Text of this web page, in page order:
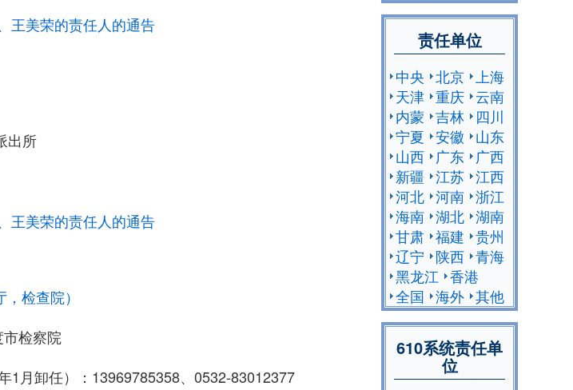
王美荣的责任人的通告
出所
王美荣的责任人的通告
检查院）
检察院
1月卸任）：13969785358、0532-83012377
责任单位
中央 北京
上海
天津 重庆 云南
内蒙 吉林
四川
宁夏 安徽
山东
山西
广东
广西
新疆 江苏 江西
河北 河南 浙江
海南 湖北 湖南
甘肃 福建 贵州
辽宁
陕西 青海
黑龙江 香港
全国 海外 其他
610系统责任单
位